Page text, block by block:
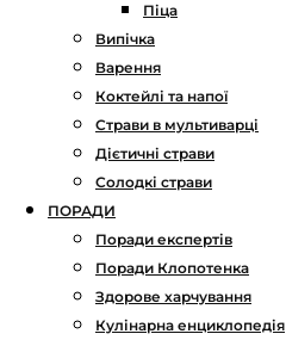
Піца
Випічка
Варення
Коктейлі та напої
Страви в мультиварці
Дієтичні страви
Солодкі страви
ПОРАДИ
Поради експертів
Поради Клопотенка
Здорове харчування
Кулінарна енциклопедія